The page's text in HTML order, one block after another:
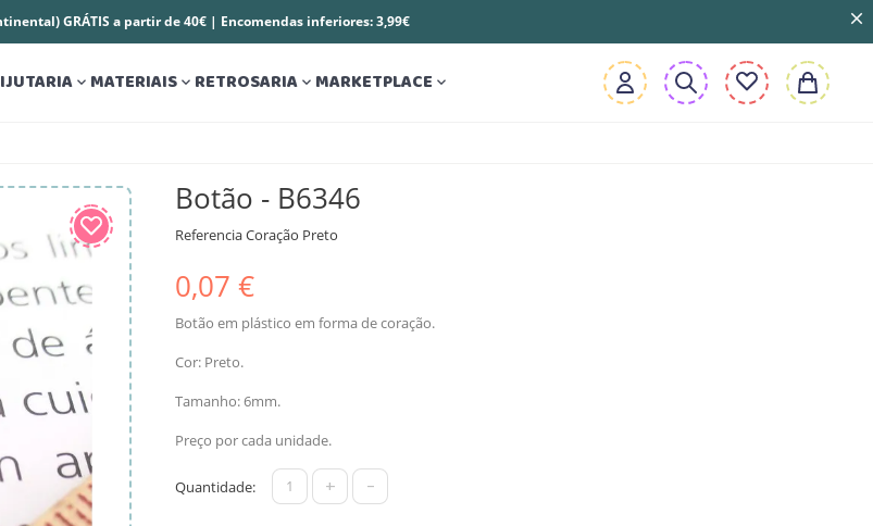
GRÁTIS a partir de 40€ | Encomendas inferiores: 3,99€
 MATERIAIS RETROSARIA MARKETPLACE 
Botão - B6346
ReferenciaCoração Preto
0,07 €
Botão em plástico em forma de coração.
Cor: Preto.
Tamanho: 6mm.
Preço por cada unidade.
Quantidade: + -